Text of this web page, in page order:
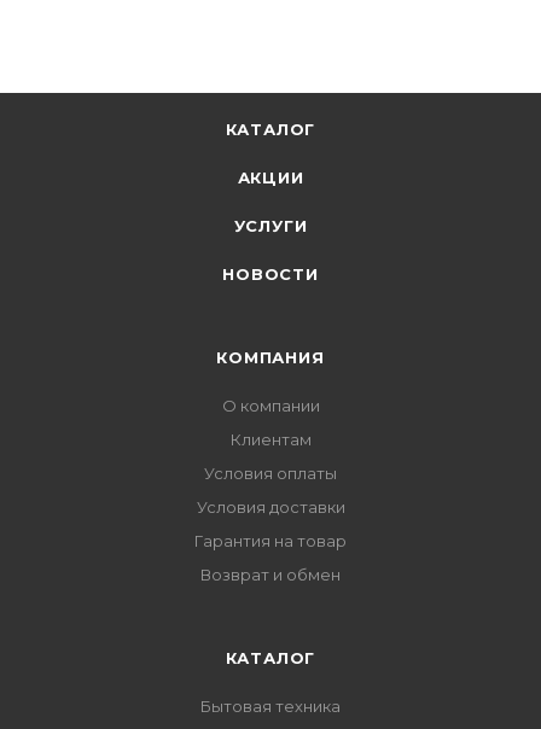
КАТАЛОГ
АКЦИИ
УСЛУГИ
НОВОСТИ
КОМПАНИЯ
О компании
Клиентам
Условия оплаты
Условия доставки
Гарантия на товар
Возврат и обмен
КАТАЛОГ
Бытовая техника